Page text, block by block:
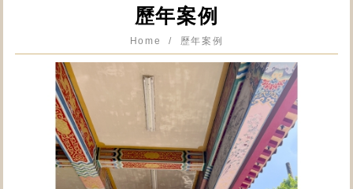
歷年案例
Home 歷年案例